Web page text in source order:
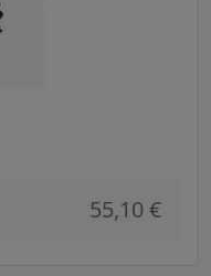
55,10 €